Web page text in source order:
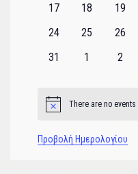
0
17
0
18
0
19
0
24
0
25
0
26
0
31
0
1
0
2
Notice There are no events
Προβολή Ημερολογίου